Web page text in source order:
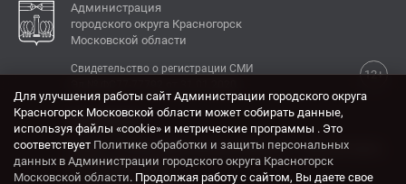
Администрация
городского округа Красногорск
Московской области
12+
Свидетельство о регистрации СМИ
КОНТАКТЫ
Адрес: 143404, Московская область, г. Красногорск,
ул. Ленина, дом 4.
Для улучшения работы сайт Администрации городского округа
Красногорск Московской области может собирать данные,
используя файлы «cookie» и метрические программы . Это
соответствует Политике обработки и защиты персональных
данных в Администрации городского округа Красногорск
Московской области. Продолжая работу с сайтом, Вы даете свое